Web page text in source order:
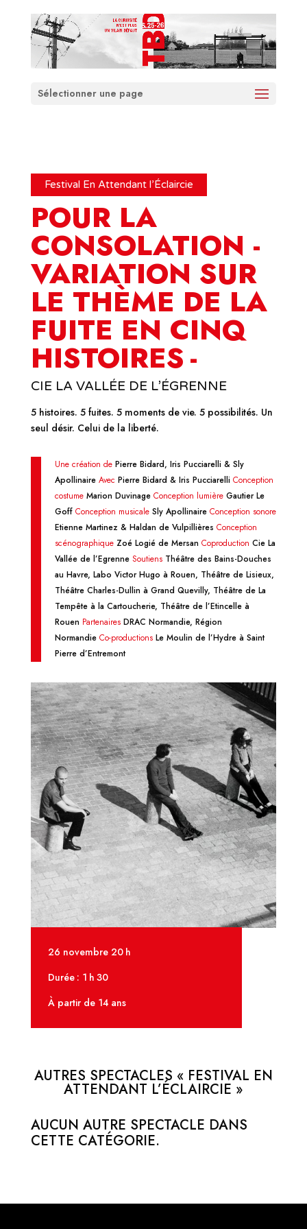
Sélectionner une page
Festival En Attendant l’Éclaircie
POUR LA
CONSOLATION -
VARIATION SUR
LE THÈME DE LA
FUITE EN CINQ
HISTOIRES -
CIE LA VALLÉE DE L’ÉGRENNE
5 histoires. 5 fuites. 5 moments de vie. 5 possibilités. Un
seul désir. Celui de la liberté.
Une création dePierre Bidard, Iris Pucciarelli & Sly
Apollinaire Avec Pierre Bidard & Iris Pucciarelli Conception
costumeMarion Duvinage Conception lumièreGautier Le
Goff Conception musicaleSly Apollinaire Conception sonore
Etienne Martinez & Haldan de Vulpillières Conception
scénographiqueZoé Logié de Mersan Coproduction Cie La
Vallée de l’Egrenne SoutiensThéâtre des Bains-Douches
au Havre, Labo Victor Hugo à Rouen, Théâtre de Lisieux,
Théâtre Charles-Dullin à Grand Quevilly, Théâtre de La
Tempête à la Cartoucherie, Théâtre de l’Etincelle à
Rouen PartenairesDRAC Normandie, Région
Normandie Co-productionsLe Moulin de l’Hydre à Saint
Pierre d’Entremont
26 novembre 20 h
Durée : 1 h 30
À partir de 14 ans
AUTRES SPECTACLES « FESTIVAL EN
ATTENDANT L’ÉCLAIRCIE »
AUCUN AUTRE SPECTACLE DANS
CETTE CATÉGORIE.